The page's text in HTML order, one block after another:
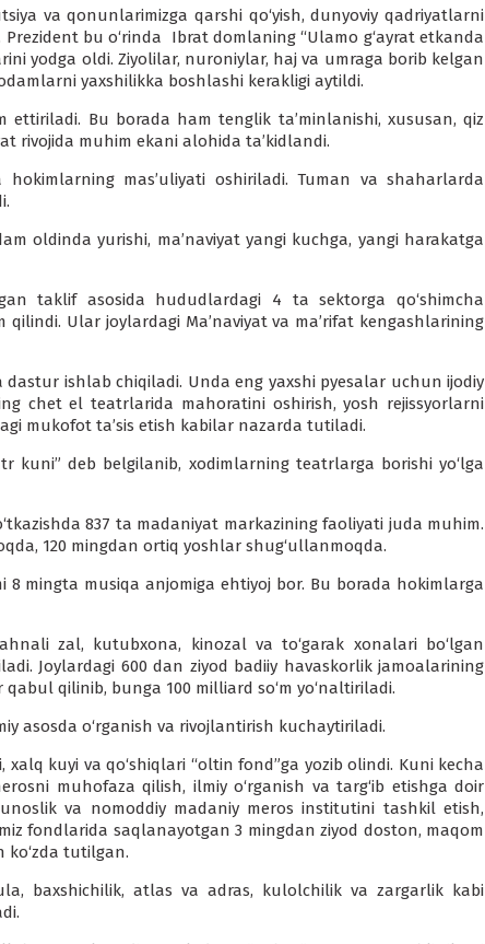
va qonunlarimizga qarshi qo‘yish, dunyoviy qadriyatlarni
bu o‘rinda Ibrat domlaning “Ulamo g‘ayrat etkanda
yodga oldi. Ziyolilar, nuroniylar, haj va umraga borib kelgan
yaxshilikka boshlashi kerakligi aytildi.
ettiriladi. Bu borada ham tenglik ta’minlanishi, xususan, qiz
rivojida muhim ekani alohida ta’kidlandi.
hokimlarning mas’uliyati oshiriladi. Tuman va shaharlarda
oldinda yurishi, ma’naviyat yangi kuchga, yangi harakatga
taklif asosida hududlardagi 4 ta sektorga qo‘shimcha
qilindi. Ular joylardagi Ma’naviyat va ma’rifat kengashlarining
ishlab chiqiladi. Unda eng yaxshi pyesalar uchun ijodiy
chet el teatrlarida mahoratini oshirish, yosh rejissyorlarni
mukofot ta’sis etish kabilar nazarda tutiladi.
kuni” deb belgilanib, xodimlarning teatrlarga borishi yo‘lga
837 ta madaniyat markazining faoliyati juda muhim.
120 mingdan ortiq yoshlar shug‘ullanmoqda.
8 mingta musiqa anjomiga ehtiyoj bor. Bu borada hokimlarga
zal, kutubxona, kinozal va to‘garak xonalari bo‘lgan
Joylardagi 600 dan ziyod badiiy havaskorlik jamoalarining
qilinib, bunga 100 milliard so‘m yo‘naltiriladi.
asosda o‘rganish va rivojlantirish kuchaytiriladi.
kuyi va qo‘shiqlari “oltin fond”ga yozib olindi. Kuni kecha
muhofaza qilish, ilmiy o‘rganish va targ‘ib etishga doir
va nomoddiy madaniy meros institutini tashkil etish,
fondlarida saqlanayotgan 3 mingdan ziyod doston, maqom
ko‘zda tutilgan.
baxshichilik, atlas va adras, kulolchilik va zargarlik kabi